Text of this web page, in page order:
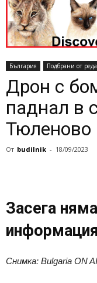
България Подбрани от
Дрон с
паднал в
Тюленово
От budilnik - 18/09/2023
Засега
Снимка: Bulgaria ON